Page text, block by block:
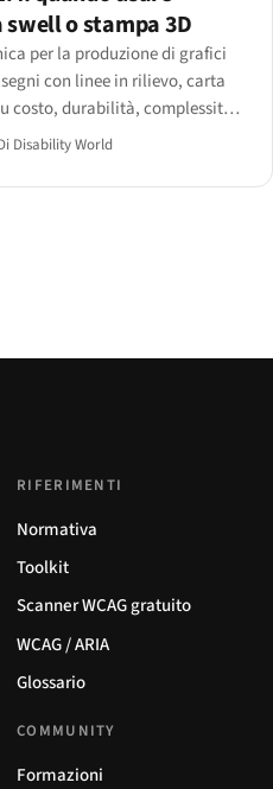
o stampa 3D
per la produzione di grafici
con linee in rilievo, carta
costo, durabilità, complessità
decisionale per materia.
Disability World
RIFERIMENTI
Normativa
Toolkit
Scanner WCAG gratuito
WCAG / ARIA
Glossario
COMMUNITY
Formazioni